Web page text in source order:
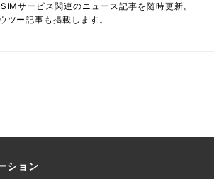
サービス関連のニュース記事を随時更新。
ツー記事も掲載します。
ション